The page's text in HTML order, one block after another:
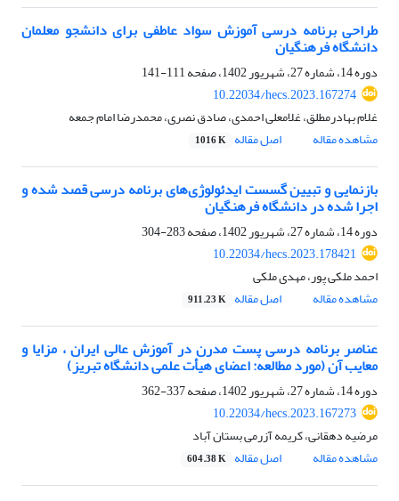
طراحی برنامه درسی آموزش سواد عاطفی برای دانشجو معلمان
دانشگاه فرهنگیان
دوره 14، شماره 27، شهریور 1402، صفحه
111-141
10.22034/hecs.2023.167274
غلام بهادرمطلق، غلامعلی احمدی، صادق نصری، محمدرضا امام جمعه
مشاهده مقاله
اصل مقاله 1016 K
بازنمایی و تبیین گسست ایدئولوژی‌های برنامه درسی قصد شده و
اجرا شده در دانشگاه فرهنگیان
دوره 14، شماره 27، شهریور 1402، صفحه
283-304
10.22034/hecs.2023.178421
احمد ملکی پور، مهدی ملکی
مشاهده مقاله
اصل مقاله 911.23 K
عناصر برنامه درسی پست مدرن در آموزش عالی ایران ، مزایا و
معایب آن (مورد مطالعه: اعضای هیأت علمی دانشگاه تبریز)
دوره 14، شماره 27، شهریور 1402، صفحه
337-362
10.22034/hecs.2023.167273
مرضیه دهقانی، کریمه آزرمی بستان آباد
مشاهده مقاله
اصل مقاله 604.38 K